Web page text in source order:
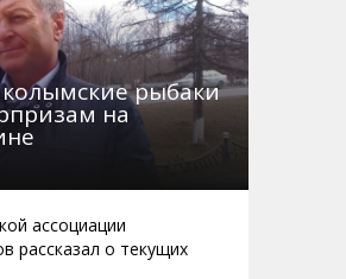
рыбаки
на
ассоциации
рассказал о текущих